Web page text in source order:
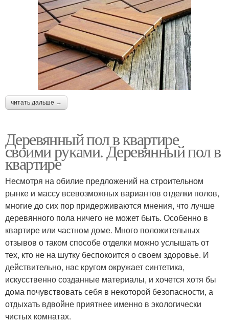
читать дальше →
Деревянный пол в квартире
своими руками. Деревянный пол в
квартире
Несмотря на обилие предложений на строительном
рынке и массу всевозможных вариантов отделки полов,
многие до сих пор придерживаются мнения, что лучше
деревянного пола ничего не может быть. Особенно в
квартире или частном доме. Много положительных
отзывов о таком способе отделки можно услышать от
тех, кто не на шутку беспокоится о своем здоровье. И
действительно, нас кругом окружает синтетика,
искусственно созданные материалы, и хочется хотя бы
дома почувствовать себя в некоторой безопасности, а
отдыхать вдвойне приятнее именно в экологически
чистых комнатах.